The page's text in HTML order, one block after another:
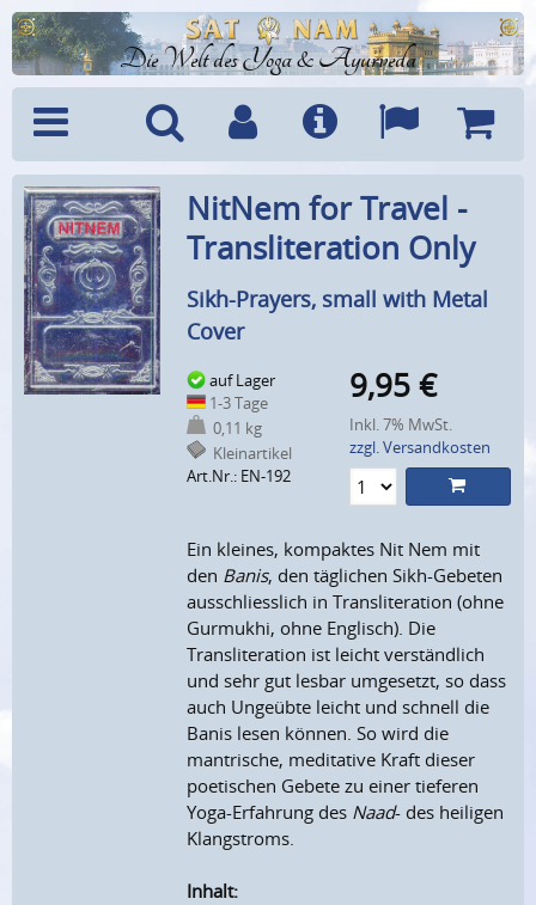
Die Welt des Yoga & Ayurveda
Menü SucheBenutzerkonto
Info Sprachen
NitNem for Travel -
Transliteration Only
Sikh-Prayers, small with Metal
Cover
auf Lager
1-3 Tage
0,11 kg
Kleinartikel
Art.Nr.: EN-192
9,95 €
Inkl. 7% MwSt.
zzgl. Versandkosten
Ein kleines, kompaktes Nit Nem mit
den Banis, den täglichen Sikh-Gebeten
ausschliesslich in Transliteration (ohne
Gurmukhi, ohne Englisch). Die
Transliteration ist leicht verständlich
und sehr gut lesbar umgesetzt, so dass
auch Ungeübte leicht und schnell die
Banis lesen können. So wird die
mantrische, meditative Kraft dieser
poetischen Gebete zu einer tieferen
Yoga-Erfahrung des Naad- des heiligen
Klangstroms.
Inhalt: